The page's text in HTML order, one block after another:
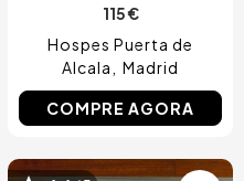
115 €
Hospes Puerta de
Alcala
Madrid
COMPRE AGORA